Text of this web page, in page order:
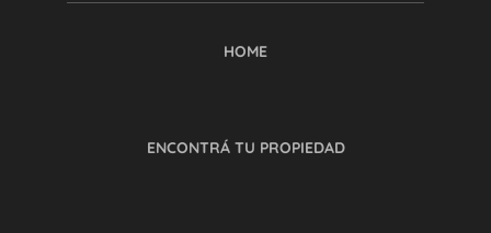
HOME
ENCONTRÁ TU PROPIEDAD